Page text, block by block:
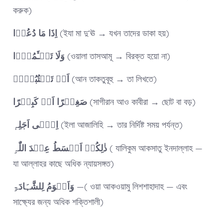
করুক)
اِذَا مَا دُعُوۡا (ইযা মা দু‘ঊ → যখন তাদের ডাকা হয়)
وَلَا تَسۡـَٔمُوۡۤا (ওয়ালা তাসআমূ → বিরক্ত হয়ো না)
اَنۡ تَکۡتُبُوۡہُ (আন তাকতুবূহু → তা লিখতে)
صَغِیۡرًا اَوۡ کَبِیۡرًا(সাগীরান আও কাবীরা → ছোট বা বড়)
اِلٰۤی اَجَلِہٖ (ইলা আজালিহি → তার নির্দিষ্ট সময় পর্যন্ত)
ذٰلِکُمۡ اَقۡسَطُ عِنۡدَ اللّٰہِ( যালিকুম আকসাতু ইনদাল্লাহ —
যা আল্লাহর কাছে অধিক ন্যায়সঙ্গত)
وَاَقۡوَمُ لِلشَّہَادَۃِ —( ওয়া আকওয়ামু লিশশাহাদাহ — এবং
সাক্ষ্যের জন্য অধিক শক্তিশালী)